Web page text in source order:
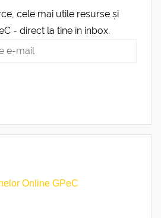
cele mai utile resurse și
- direct la tine în inbox.
Online GPeC